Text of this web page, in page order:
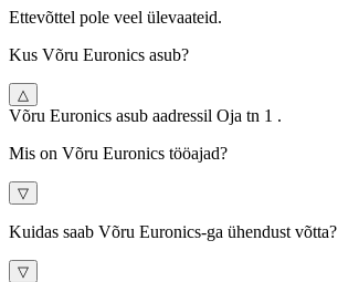
Ettevõttel pole veel ülevaateid.
Kus Võru Euronics asub?
△
Võru Euronics asub aadressil Oja tn 1 .
Mis on Võru Euronics tööajad?
▽
Kuidas saab Võru Euronics-ga ühendust võtta?
▽